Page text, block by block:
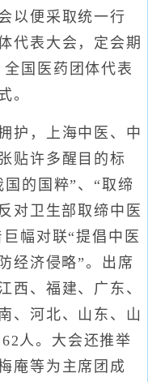
以便采取统一行
代表大会，定会期
国医药团体代表
。
，上海中医、中
贴许多醒目的标
的国粹”、“取缔
对卫生部取缔中医
幅对联“提倡中医
经济侵略”。出席
西、福建、广东、
、河北、山东、山
人。大会还推举
庵等为主席团成